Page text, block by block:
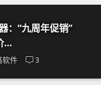
：“九周年促销”
…
软件 3